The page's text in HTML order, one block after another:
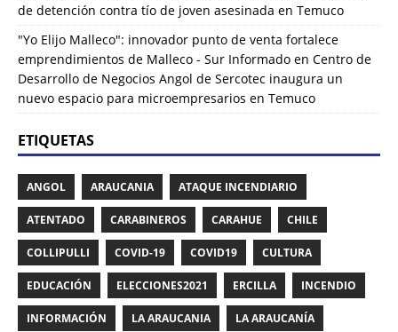
de detención contra tío de joven asesinada en Temuco
"Yo Elijo Malleco": innovador punto de venta fortalece
emprendimientos de Malleco - Sur Informado en Centro de
Desarrollo de Negocios Angol de Sercotec inaugura un
nuevo espacio para microempresarios en Temuco
ETIQUETAS
ANGOL ARAUCANIA ATAQUE INCENDIARIO
ATENTADO CARABINEROS CARAHUE CHILE
COLLIPULLI COVID-19 COVID19 CULTURA
EDUCACIÓN ELECCIONES2021 ERCILLA INCENDIO
INFORMACIÓN LA ARAUCANIA LA ARAUCANÍA